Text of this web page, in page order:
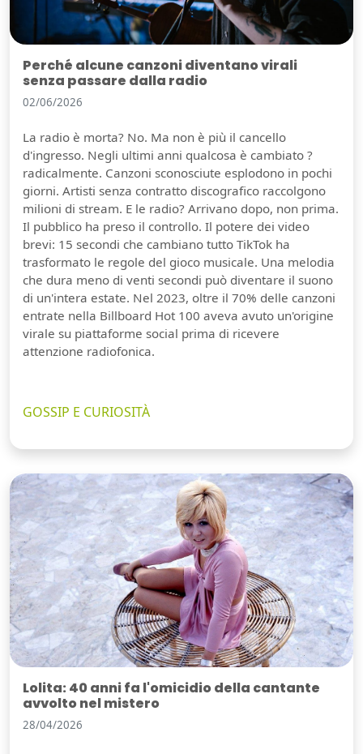
Perché alcune canzoni diventano virali
senza passare dalla radio
02/06/2026
La radio è morta? No. Ma non è più il cancello
d'ingresso. Negli ultimi anni qualcosa è cambiato ?
radicalmente. Canzoni sconosciute esplodono in pochi
giorni. Artisti senza contratto discografico raccolgono
milioni di stream. E le radio? Arrivano dopo, non prima.
Il pubblico ha preso il controllo. Il potere dei video
brevi: 15 secondi che cambiano tutto TikTok ha
trasformato le regole del gioco musicale. Una melodia
che dura meno di venti secondi può diventare il suono
di un'intera estate. Nel 2023, oltre il 70% delle canzoni
entrate nella Billboard Hot 100 aveva avuto un'origine
virale su piattaforme social prima di ricevere
attenzione radiofonica.
GOSSIP E CURIOSITÀ
Lolita: 40 anni fa l'omicidio della cantante
avvolto nel mistero
28/04/2026